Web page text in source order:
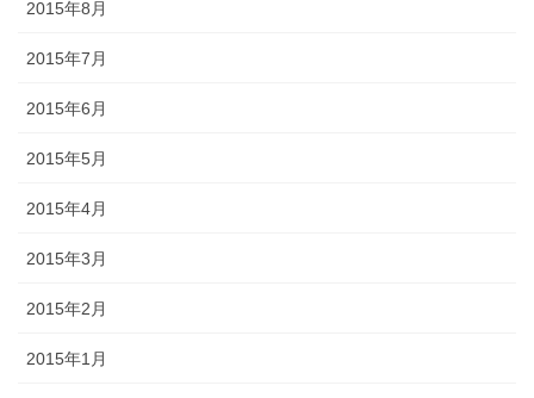
2015年8月
2015年7月
2015年6月
2015年5月
2015年4月
2015年3月
2015年2月
2015年1月